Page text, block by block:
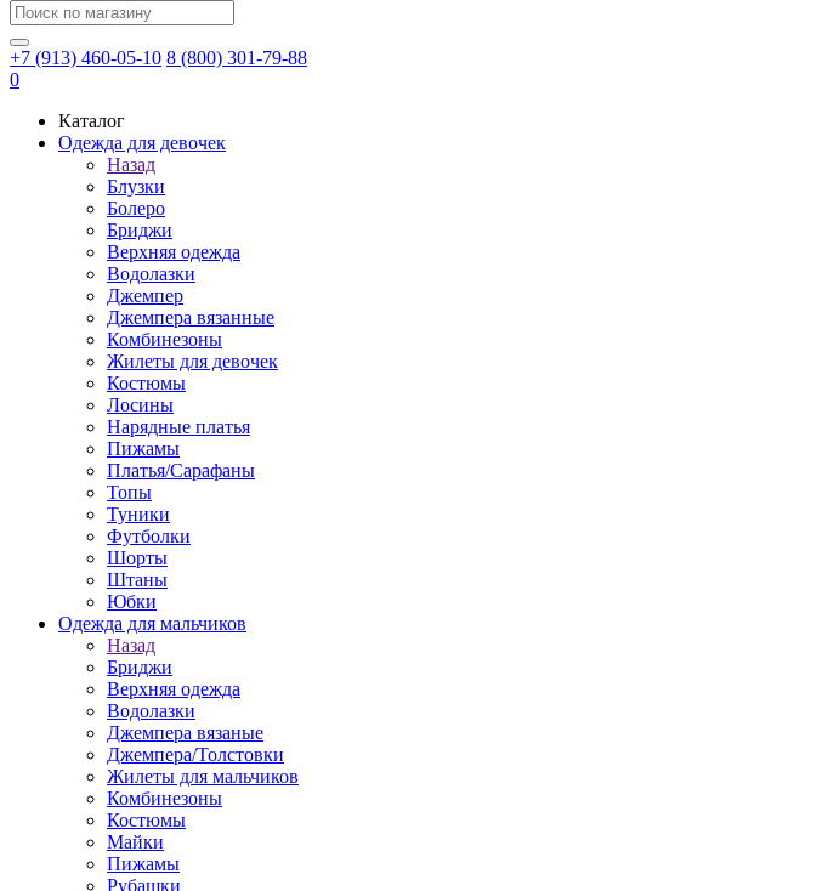
+7 (913) 460-05-10 8 (800) 301-79-88
0
Каталог
Одежда для девочек
Назад
Блузки
Болеро
Бриджи
Верхняя одежда
Водолазки
Джемпер
Джемпера вязанные
Комбинезоны
Жилеты для девочек
Костюмы
Лосины
Нарядные платья
Пижамы
Платья/Сарафаны
Топы
Туники
Футболки
Шорты
Штаны
Юбки
Одежда для мальчиков
Назад
Бриджи
Верхняя одежда
Водолазки
Джемпера вязаные
Джемпера/Толстовки
Жилеты для мальчиков
Комбинезоны
Костюмы
Майки
Пижамы
Рубашки